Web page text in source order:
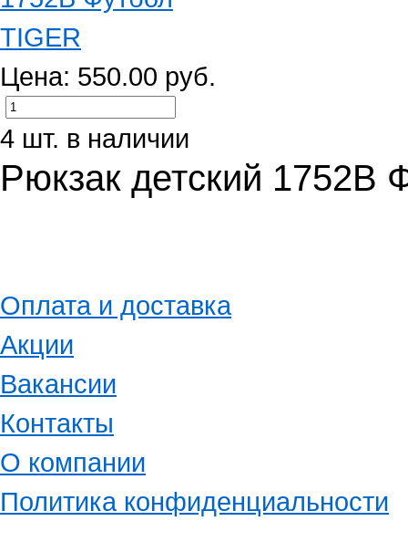
Цена: 550.00 руб.
4 шт. в наличии
Рюкзак детский 1752B
Оплата и доставка
Акции
Вакансии
Контакты
О компании
Политика конфиденциальности